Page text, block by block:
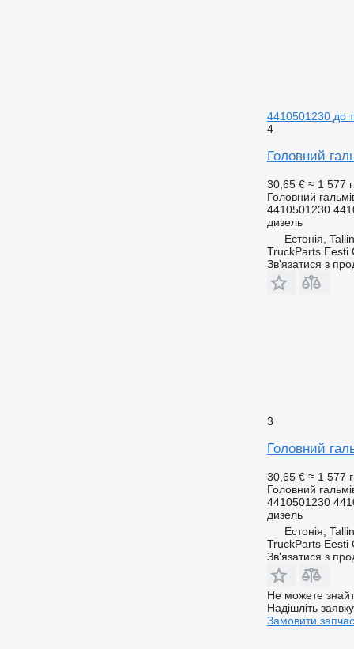
4410501230 до
4
Головний
30,65 € ≈ 1 577
Головний
4410501230
дизель
Естонія,
TruckParts Eesti
Зв'язатися з
3
Головний
30,65 € ≈ 1 577
Головний
4410501230
дизель
Естонія,
TruckParts Eesti
Зв'язатися з
Не можете
Надішліть
Замовити